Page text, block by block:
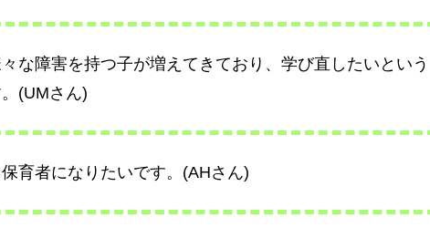
な障害を持つ子が増えてきており、学び直したいという
(UMさん)
育者になりたいです。(AHさん)